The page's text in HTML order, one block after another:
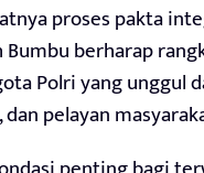
proses pakta
Bumbu berharap
Polri yang unggul
pelayan